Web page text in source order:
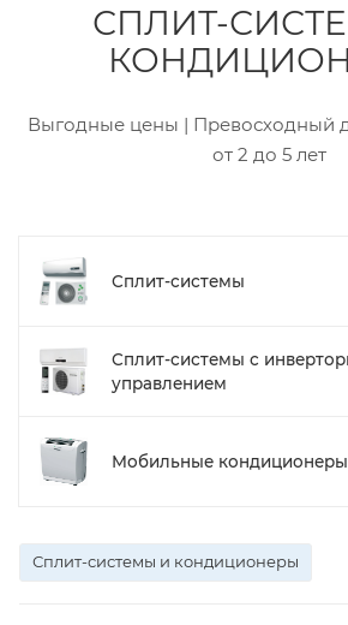
СПЛИТ-
Выгодные цены | Превосходный
от 2 до 5 лет
Сплит-системы
Сплит-системы с
управлением
Мобильные кондиционеры
Сплит-системы и кондиционеры